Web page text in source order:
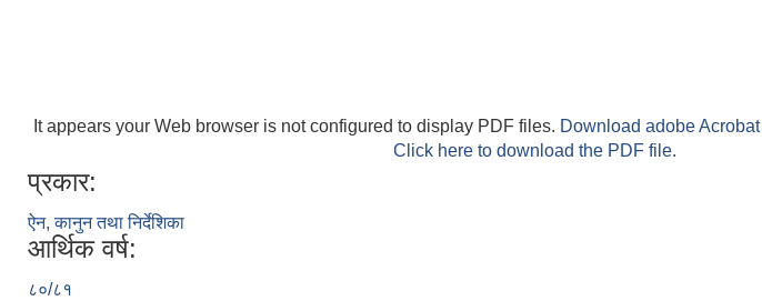
It appears your Web browser is not configured to display PDF files. Download adobe Acrobat
Click here to download the PDF file.
प्रकार:
ऐन, कानुन तथा निर्देशिका
आर्थिक वर्ष:
८०/८१